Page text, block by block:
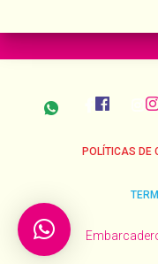
POLÍTICAS DE